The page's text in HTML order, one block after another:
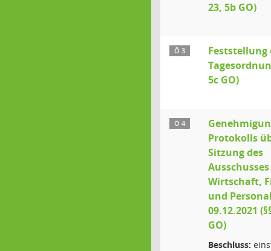
23, 5b GO)
Ö 3
Feststellung
5c GO)
Ö 4
Protokolls
Sitzung des
Wirtschaft,
und
09.12.2021
GO)
Beschluss: